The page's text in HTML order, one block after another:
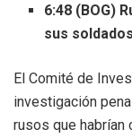
6:48 (BOG)
sus
El Comité de
investigación
rusos que